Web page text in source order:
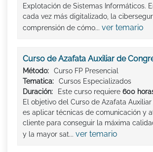
Explotación de Sistemas Informáticos.
cada vez más digitalizado, la
comprensión de cómo... ver temario
Curso de Azafata Auxiliar de
Método:
Curso FP Presencial
Tematica:
Cursos Especializados
Duración:
Este curso requiere 600
El objetivo del Curso de Azafata
es aplicar técnicas de comunicación y
cliente para conseguir la máxima
y la mayor sat... ver temario